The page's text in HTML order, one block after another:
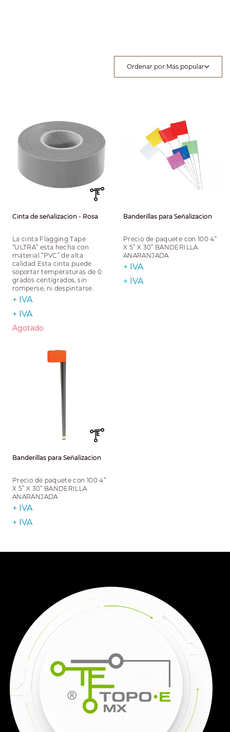
Ordenar por:Más popular
Cinta de señalizacion - Rosa
La cinta Flagging Tape
“ULTRA” esta hecha con
material “PVC” de alta
calidad Esta cinta puede
soportar temperaturas de 0
grados centígrados, sin
romperse, ni despintarse.
+ IVA
+ IVA
Agotado
Banderillas para Señalizacion
Precio de paquete con 100 4”
X 5” X 30” BANDERILLA
ANARANJADA
+ IVA
+ IVA
Banderillas para Señalizacion
Precio de paquete con 100 4”
X 5” X 30” BANDERILLA
ANARANJADA
+ IVA
+ IVA